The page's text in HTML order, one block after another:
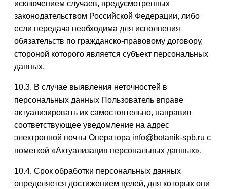
исключением случаев, предусмотренных
законодательством Российской Федерации, либо
если передача необходима для исполнения
обязательств по гражданско-правовому договору,
стороной которого является субъект персональных
данных.
10.3. В случае выявления неточностей в
персональных данных Пользователь вправе
актуализировать их самостоятельно, направив
соответствующее уведомление на адрес
электронной почты Оператора info@botanik-spb.ru с
пометкой «Актуализация персональных данных».
10.4. Срок обработки персональных данных
определяется достижением целей, для которых они